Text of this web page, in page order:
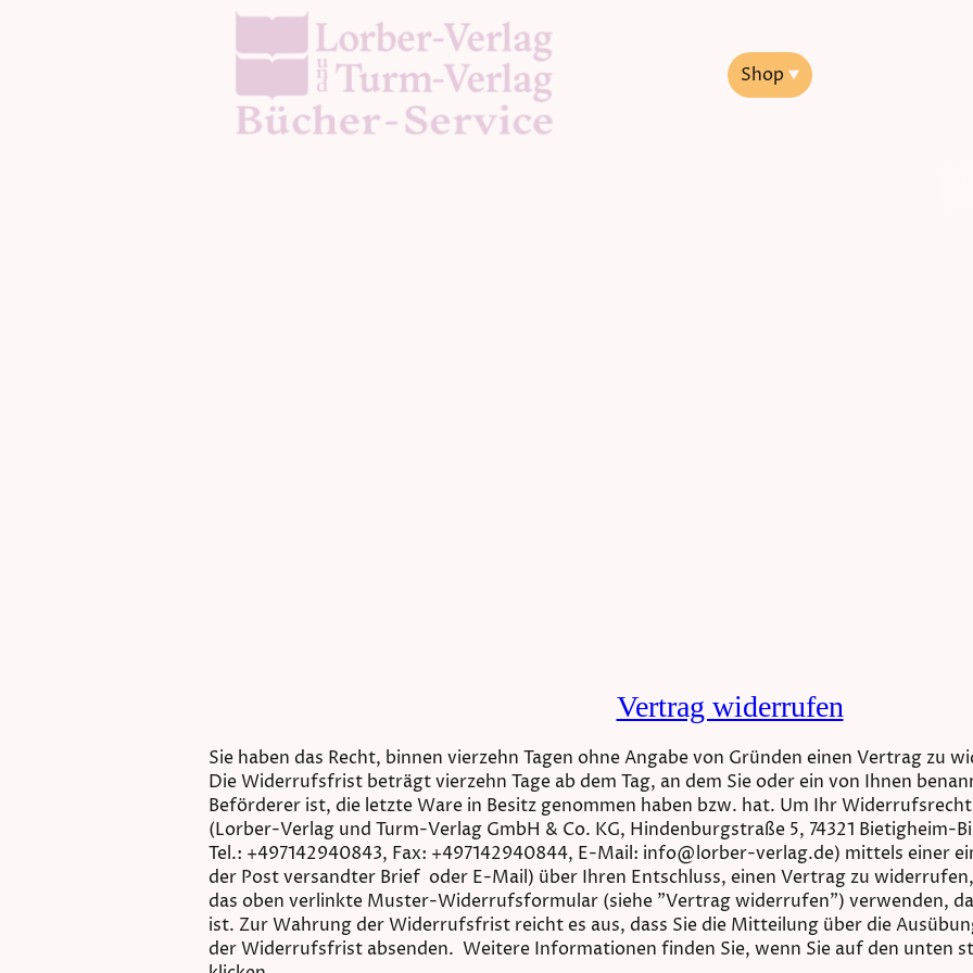
Shop
Vertrag widerrufen
Sie haben das Recht, binnen vierzehn Tagen ohne Angabe von Gründen einen Vertrag zu
Die Widerrufsfrist beträgt vierzehn Tage ab dem Tag, an dem Sie oder ein von Ihnen
Beförderer ist, die letzte Ware in Besitz genommen haben bzw. hat. Um Ihr Widerrufsrecht
(Lorber-Verlag und Turm-Verlag GmbH & Co. KG, Hindenburgstraße 5, 74321 Bietigheim-
Tel.: +497142940843, Fax: +497142940844, E-Mail: info@lorber-verlag.de) mittels einer
der Post versandter Brief oder E-Mail) über Ihren Entschluss, einen Vertrag zu
das oben verlinkte Muster-Widerrufsformular (siehe "Vertrag widerrufen") verwenden,
ist. Zur Wahrung der Widerrufsfrist reicht es aus, dass Sie die Mitteilung über die
der Widerrufsfrist absenden. Weitere Informationen finden Sie, wenn Sie auf den unten